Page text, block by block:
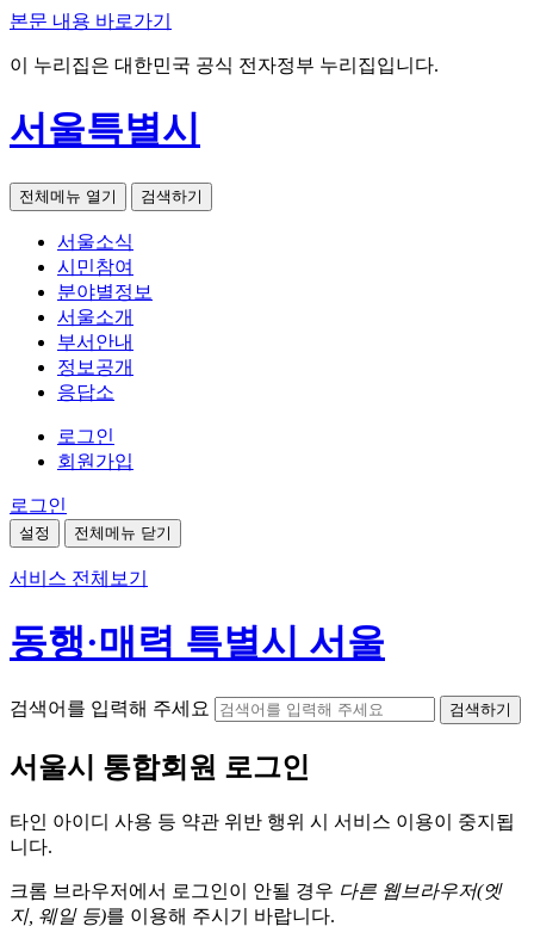
본문 내용 바로가기
이 누리집은 대한민국 공식 전자정부 누리집입니다.
서울특별시
전체메뉴 열기 검색하기
서울소식
시민참여
분야별정보
서울소개
부서안내
정보공개
응답소
로그인
회원가입
로그인
설정 전체메뉴 닫기
서비스 전체보기
동행·매력 특별시 서울
검색어를 입력해 주세요 검색하기
서울시 통합회원 로그인
타인 아이디 사용 등 약관 위반 행위 시 서비스 이용이 중지됩
니다.
크롬 브라우저에서 로그인이 안될 경우 다른 웹브라우저(엣
지, 웨일 등)를 이용해 주시기 바랍니다.